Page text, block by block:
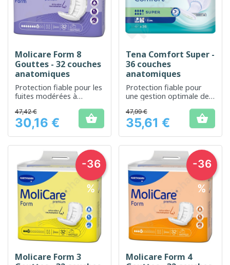
Molicare Form 8
Gouttes - 32 couches
anatomiques
Protection fiable pour les
fuites modérées à
Prix
47,42 €
30,16 € 
Tena Comfort Super -
36 couches
anatomiques
Protection fiable pour
une gestion optimale de
Prix
47,99 €
35,61 € 
Molicare Form 3
-36
%
Molicare Form 4
-36
%